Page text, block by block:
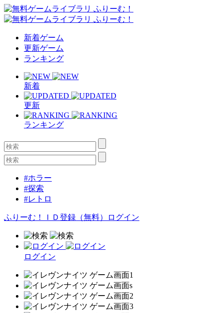
新着ゲーム
更新ゲーム
ランキング
新着
更新
ランキング
#ホラー
#探索
#レトロ
ふりーむ！ＩＤ登録（無料） ログイン
ログイン